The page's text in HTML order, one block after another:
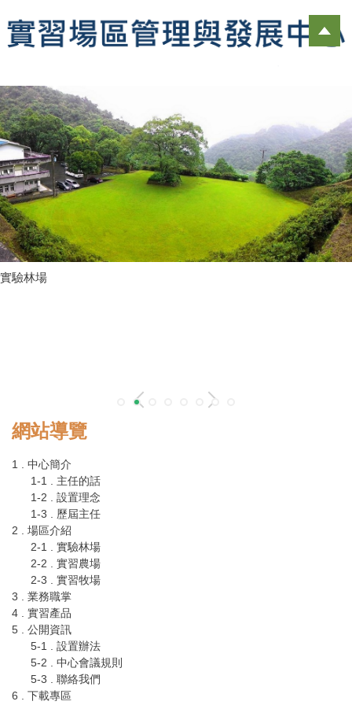
到
主
容
區
實驗林場
網站導覽
1 . 中心簡介
1-1 . 主任的話
1-2 . 設置理念
1-3 . 歷屆主任
2 . 場區介紹
2-1 . 實驗林場
2-2 . 實習農場
2-3 . 實習牧場
3 . 業務職掌
4 . 實習產品
5 . 公開資訊
5-1 . 設置辦法
5-2 . 中心會議規則
5-3 . 聯絡我們
6 . 下載專區